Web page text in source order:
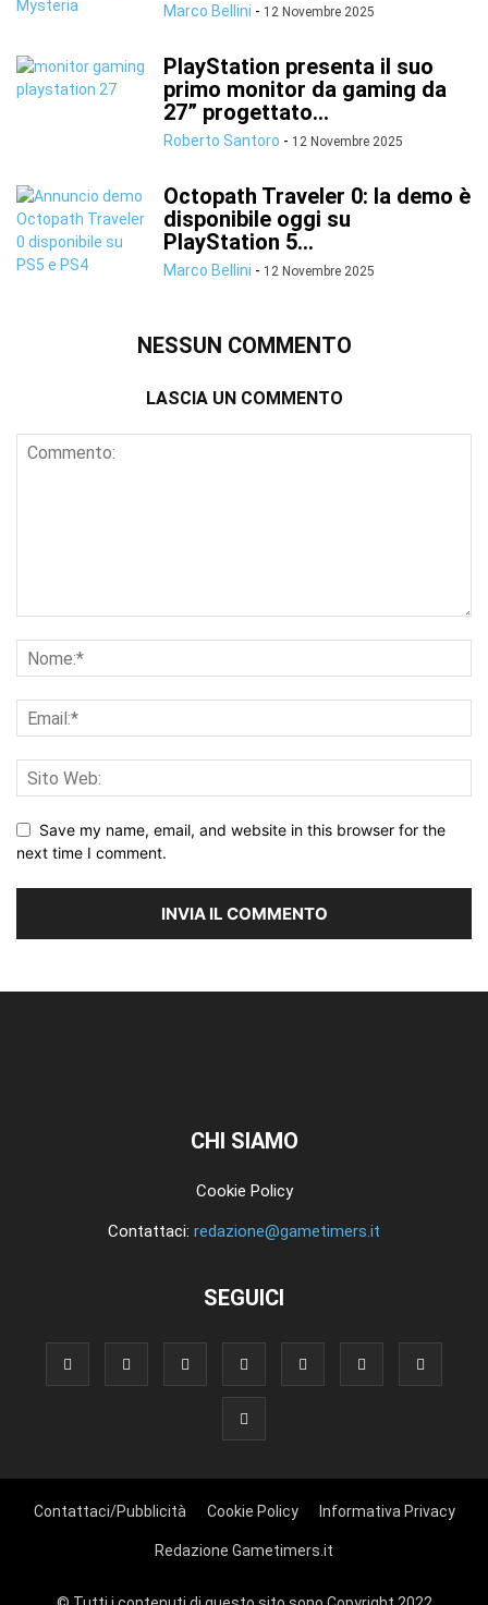
Marco Bellini - 12 Novembre 2025
PlayStation presenta il suo
primo monitor da gaming da
27” progettato...
Roberto Santoro - 12 Novembre 2025
Octopath Traveler 0: la demo è
disponibile oggi su
PlayStation 5...
Marco Bellini - 12 Novembre 2025
NESSUN COMMENTO
LASCIA UN COMMENTO
Save my name, email, and website in this browser for the
next time I comment.
CHI SIAMO
Cookie Policy
Contattaci: redazione@gametimers.it
SEGUICI
Contattaci/Pubblicità Cookie Policy Informativa Privacy
Redazione Gametimers.it